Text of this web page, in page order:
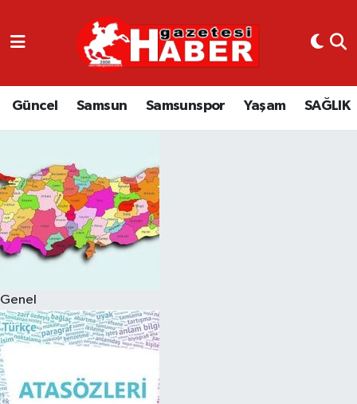
Güncel Samsun Samsunspor Yaşam SAĞLIK
Genel
GÜNCEL
SAMSUN
EKONOMİ
YAŞAM